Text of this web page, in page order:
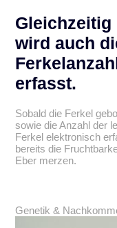
wird auch
erfasst.
Sobald die Ferkel
sowie die Anzahl der
Ferkel elektronisch
bereits die
Eber merzen.
Genetik &